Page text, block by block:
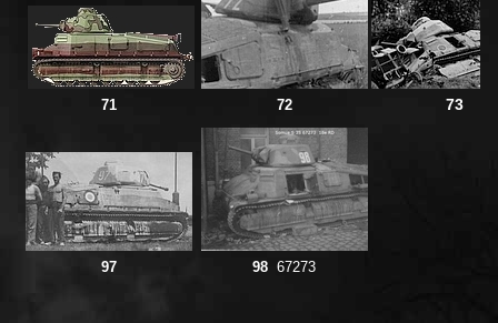
71 72 73
97 98 67273